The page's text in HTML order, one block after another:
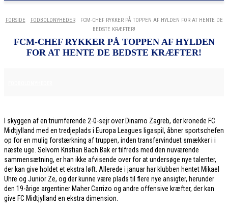
FORSIDE FODBOLDNYHEDER
FCM-CHEF RYKKER PÅ TOPPEN AF HYLDEN FOR AT HENTE DE
BEDSTE KRÆFTER!
FCM-CHEF RYKKER PÅ TOPPEN AF HYLDEN
FOR AT HENTE DE BEDSTE KRÆFTER!
I skyggen af en triumferende 2-0-sejr over Dinamo Zagreb, der kronede FC
Midtjylland med en tredjeplads i Europa Leagues ligaspil, åbner sportschefen
op for en mulig forstærkning af truppen, inden transfervinduet smækker i i
næste uge. Selvom Kristian Bach Bak er tilfreds med den nuværende
sammensætning, er han ikke afvisende over for at undersøge nye talenter,
der kan give holdet et ekstra løft. Allerede i januar har klubben hentet Mikael
Uhre og Junior Ze, og der kunne være plads til flere nye ansigter, herunder
den 19-årige argentiner Maher Carrizo og andre offensive kræfter, der kan
give FC Midtjylland en ekstra dimension.